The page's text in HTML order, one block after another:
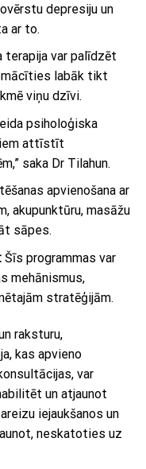
depresiju un
ar to.
terapija var palīdzēt
labāk tikt
viņu dzīvi.
psiholoģiska
attīstīt
saka Dr Tilahun.
apvienošana ar
akupunktūru, masāžu
sāpes.
Šīs programmas var
mehānismus,
stratēģijām.
raksturu,
kas apvieno
var
un atjaunot
iejaukšanos un
neskatoties uz